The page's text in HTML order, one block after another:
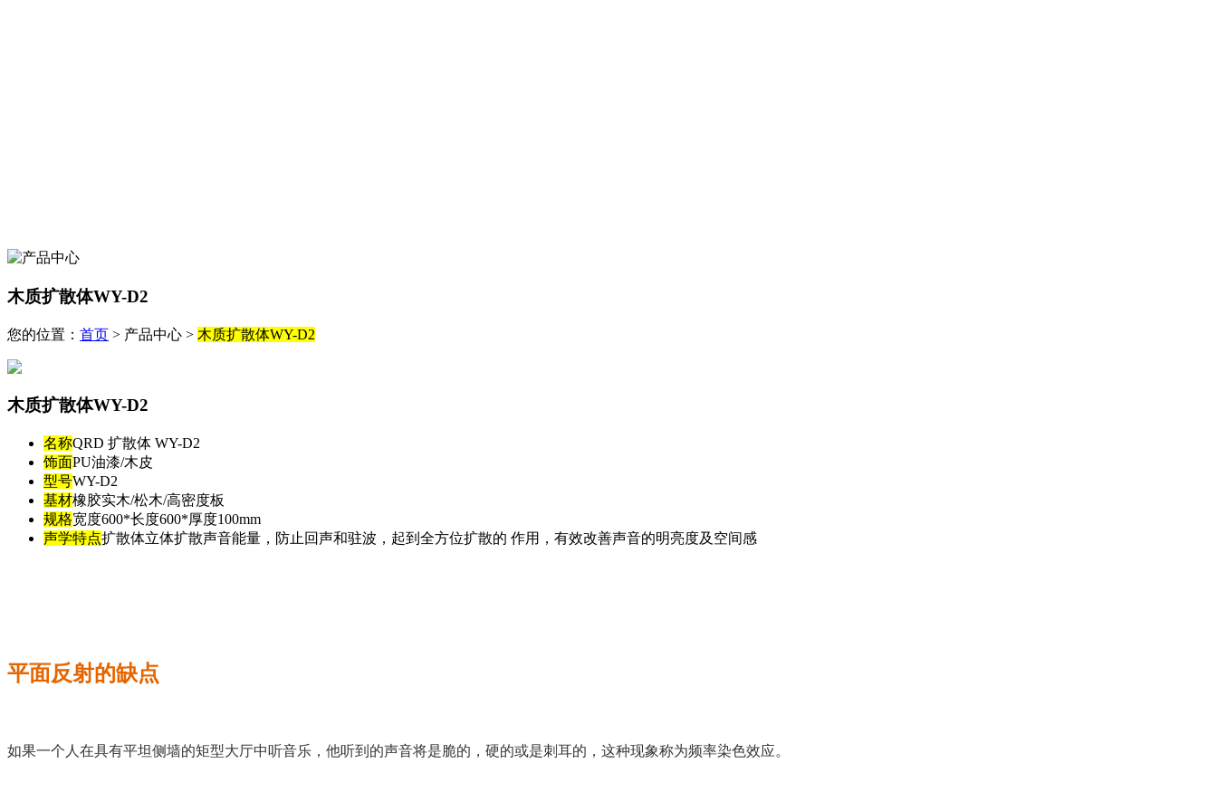
木质扩散体WY-D2
您的位置： 首页 > 产品中心 > 木质扩散体WY-D2
木质扩散体WY-D2
名称QRD 扩散体 WY-D2
饰面PU油漆/木皮
型号WY-D2
基材橡胶实木/松木/高密度板
规格宽度600*长度600*厚度100mm
声学特点扩散体立体扩散声音能量，防止回声和驻波，起到全方位扩散的 作用，有效改善声音的明亮度及空间感
平面反射的缺点
如果一个人在具有平坦侧墙的矩型大厅中听音乐，他听到的声音将是脆的，硬的或是刺耳的，这种现象称为频率染色效应。